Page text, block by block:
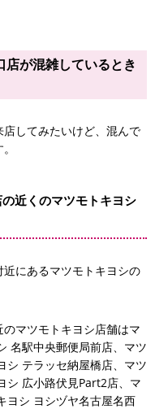
が混雑しているとき
してみたいけど、混んで
近くのマツモトキヨシ
にあるマツモトキヨシの
マツモトキヨシ店舗はマ
名駅中央郵便局前店、マツ
シ テラッセ納屋橋店、マツ
シ 広小路伏見Part2店、マ
ヨシ ヨシヅヤ名古屋名西
マツモトキヨシ